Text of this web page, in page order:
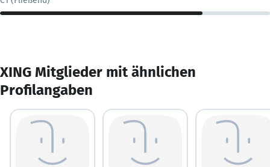
XING Mitglieder mit ähnlichen
Profilangaben